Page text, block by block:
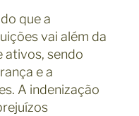
que a
vai além da
ativos, sendo
e a
A indenização